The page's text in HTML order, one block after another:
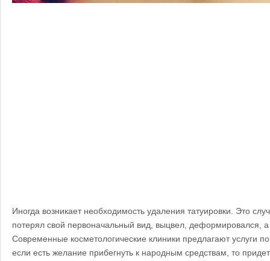
Иногда возникает необходимость удаления татуировки. Это
потерял свой первоначальный вид, выцвел, деформировался,
Современные косметологические клиники предлагают услуги
если есть желание прибегнуть к народным средствам, то